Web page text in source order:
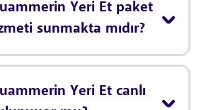
Yeri Et paket
sunmakta mıdır?
Yeri Et canlı